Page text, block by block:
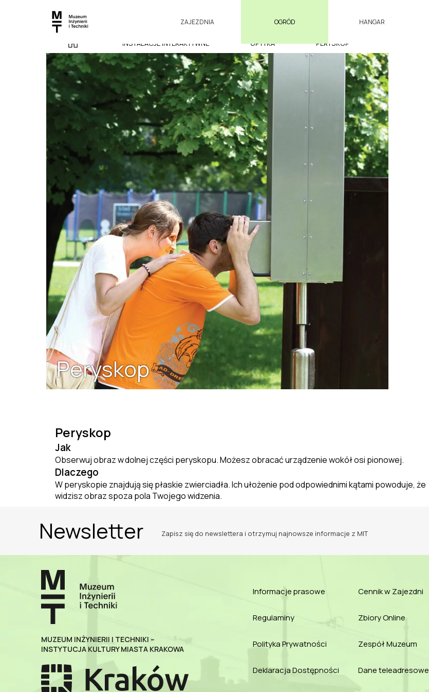
ZAJEZDNIA OGRÓD HANGAR
INSTALACJE INTERAKTYWNE OPTYKA PERYSKOP
Peryskop
Peryskop
Jak
Obserwuj obraz wdolnej części peryskopu. Możesz obracaćurządzeniewokółosi pionowej.
Dlaczego
W peryskopie znajdują się płaskie zwierciadła.Ich ułożenie pod odpowiednimi kątami powoduje, że
widzisz obrazspoza pola Twojego widzenia.
Newsletter Zapisz się do newslettera i otrzymuj najnowsze informacje z MIT
MUZEUM INŻYNIERII I TECHNIKI –
INSTYTUCJA KULTURY MIASTA KRAKOWA
Informacje prasowe
Regulaminy
Polityka Prywatności
Deklaracja Dostępności
Cennik w Zajezdni
Zbiory Online
Zespół Muzeum
Dane teleadresowe